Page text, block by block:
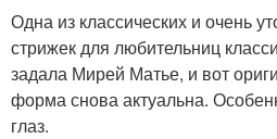
Одна из классических и очень
стрижек для любительниц
задала Мирей Матье, и вот
форма снова актуальна.
глаз.